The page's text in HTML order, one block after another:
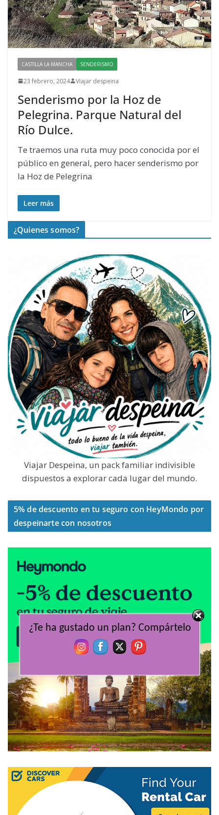
CASTILLA LA MANCHA SENDERISMO
23 febrero, 2024 Viajar despeina
Senderismo por la Hoz de
Pelegrina. Parque Natural del
Río Dulce.
Te traemos una ruta muy poco conocida por el
público en general, pero hacer senderismo por
la Hoz de Pelegrina
Leer más
¿Quienes somos?
Viajar Despeina, un pack familiar indivisible
dispuestos a explorar cada lugar del mundo.
5% de descuento en tu seguro con HeyMondo por
despeinarte con nosotros
¿Te ha gustado un plan? Compártelo